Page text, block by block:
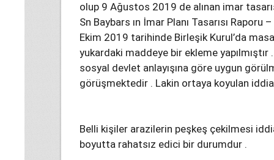
olup 9 Ağustos 2019 de alınan imar
Sn Baybars ın İmar Planı Tasarısı
Ekim 2019 tarihinde Birleşik Kurul’da
yukardaki maddeye bir ekleme yapılmıştır
sosyal devlet anlayışına göre uygun
görüşmektedir . Lakin ortaya koyulan
Belli kişiler arazilerin peşkeş çekilmesi
boyutta rahatsız edici bir durumdur .